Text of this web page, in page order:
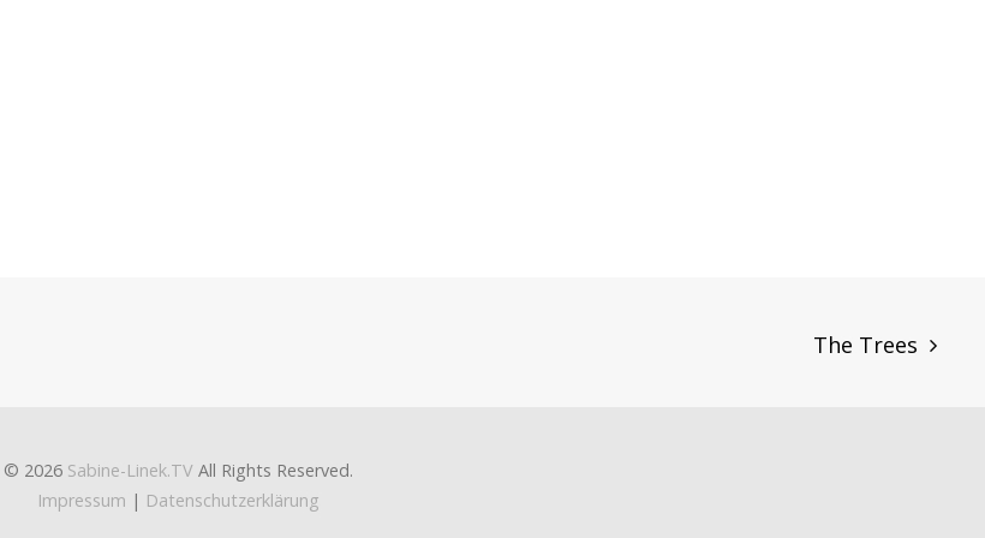
The Trees
© 2026 Sabine-Linek.TVAll Rights Reserved.
Impressum | Datenschutzerklärung